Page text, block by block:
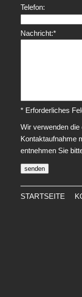
Telefon:
Nachricht:*
* Erforderliches
Wir verwenden die
Kontaktaufnahme
entnehmen Sie
STARTSEITE